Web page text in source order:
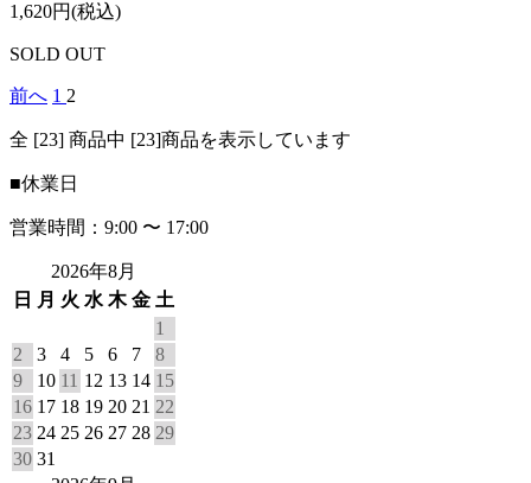
1,620円(税込)
SOLD OUT
前へ 1 2
全 [23] 商品中 [23]商品を表示しています
■休業日
営業時間：9:00 〜 17:00
2026年8月
日
月 火 水 木 金 土
1
2
3 4 5 6 7
8
9
10 11 12 13 14 15
16 17 18 19 20 21 22
23 24 25 26 27 28 29
30 31